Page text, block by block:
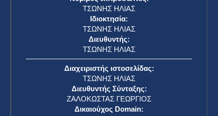
ΤΣΩΝΗΣ ΗΛΙΑΣ
Ιδιοκτησία:
ΤΣΩΝΗΣ ΗΛΙΑΣ
Διευθυντής:
ΤΣΩΝΗΣ ΗΛΙΑΣ
Διαχειριστής ιστοσελίδας:
ΤΣΩΝΗΣ ΗΛΙΑΣ
Διευθυντής Σύνταξης:
ΖΑΛΟΚΩΣΤΑΣ ΓΕΩΡΓΙΟΣ
Δικαιούχος Domain: